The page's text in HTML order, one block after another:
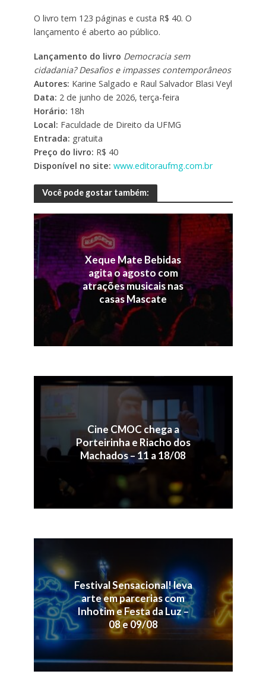
O livro tem 123 páginas e custa R$ 40. O
lançamento é aberto ao público.
Lançamento do livro Democracia sem
cidadania? Desafios e impasses contemporâneos
Autores: Karine Salgado e Raul Salvador Blasi Veyl
Data: 2 de junho de 2026, terça-feira
Horário: 18h
Local: Faculdade de Direito da UFMG
Entrada: gratuita
Preço do livro: R$ 40
Disponível no site: www.editoraufmg.com.br
Você pode gostar também:
Xeque Mate Bebidas
agita o agosto com
atrações musicais nas
casas Mascate
Cine CMOC chega a
Porteirinha e Riacho dos
Machados – 11 a 18/08
Festival Sensacional! leva
arte em parcerias com
Inhotim e Festa da Luz –
08 e 09/08